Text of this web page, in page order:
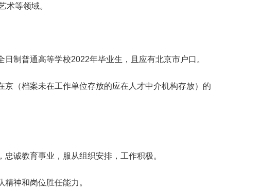
等领域。
日制普通高等学校2022年毕业生，且应有北京市户口。
（档案未在工作单位存放的应在人才中介机构存放）的
诚教育事业，服从组织安排，工作积极。
神和岗位胜任能力。